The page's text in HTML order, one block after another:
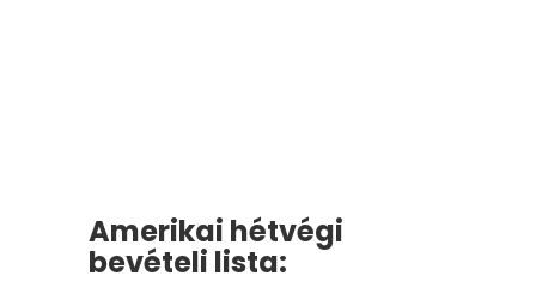
Amerikai hétvégi
bevételi lista: